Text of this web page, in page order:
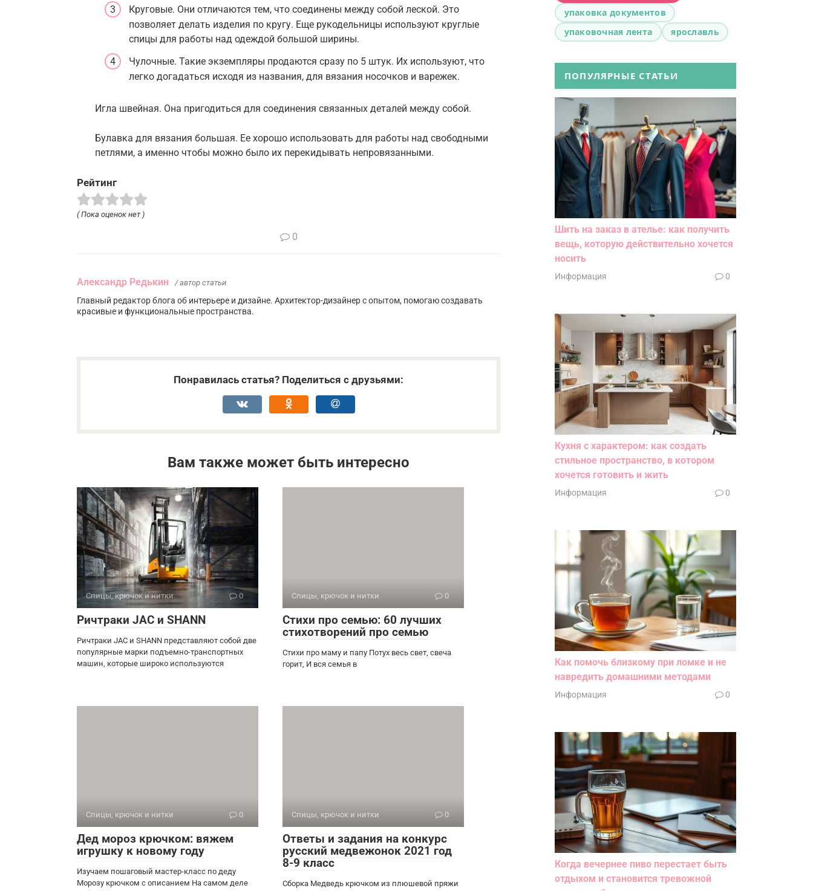
Круговые. Они отличаются тем, что соединены между собой леской. Это
позволяет делать изделия по кругу. Еще рукодельницы используют круглые
спицы для работы над одеждой большой ширины.
Чулочные. Такие экземпляры продаются сразу по 5 штук. Их используют, что
легко догадаться исходя из названия, для вязания носочков и варежек.
Игла швейная. Она пригодиться для соединения связанных деталей между собой.
Булавка для вязания большая. Ее хорошо использовать для работы над свободными
петлями, а именно чтобы можно было их перекидывать непровязанными.
Рейтинг
( Пока оценок нет )
0
Александр Редькин / автор статьи
Главный редактор блога об интерьере и дизайне. Архитектор-дизайнер с опытом, помогаю создавать
красивые и функциональные пространства.
Понравилась статья? Поделиться с друзьями:
Вам также может быть интересно
Спицы, крючок и нитки 0
Ричтраки JAC и SHANN
Ричтраки JAC и SHANN представляют собой две
популярные марки подъемно-транспортных
машин, которые широко используются
Спицы, крючок и нитки 0
Стихи про семью: 60 лучших
стихотворений про семью
Стихи про маму и папу Потух весь свет, свеча
горит, И вся семья в
Спицы, крючок и нитки 0
Дед мороз крючком: вяжем
игрушку к новому году
Изучаем пошаговый мастер-класс по деду
Морозу крючком с описанием На самом деле
Спицы, крючок и нитки 0
Ответы и задания на конкурс
русский медвежонок 2021 год
8-9 класс
Сборка Медведь крючком из плюшевой пряжи
упаковка документов
упаковочная лента
ярославль
ПОПУЛЯРНЫЕ СТАТЬИ
Шить на заказ в ателье: как получить
вещь, которую действительно хочется
носить
Информация 0
Кухня с характером: как создать
стильное пространство, в котором
хочется готовить и жить
Информация 0
Как помочь близкому при ломке и не
навредить домашними методами
Информация 0
Когда вечернее пиво перестает быть
отдыхом и становится тревожной